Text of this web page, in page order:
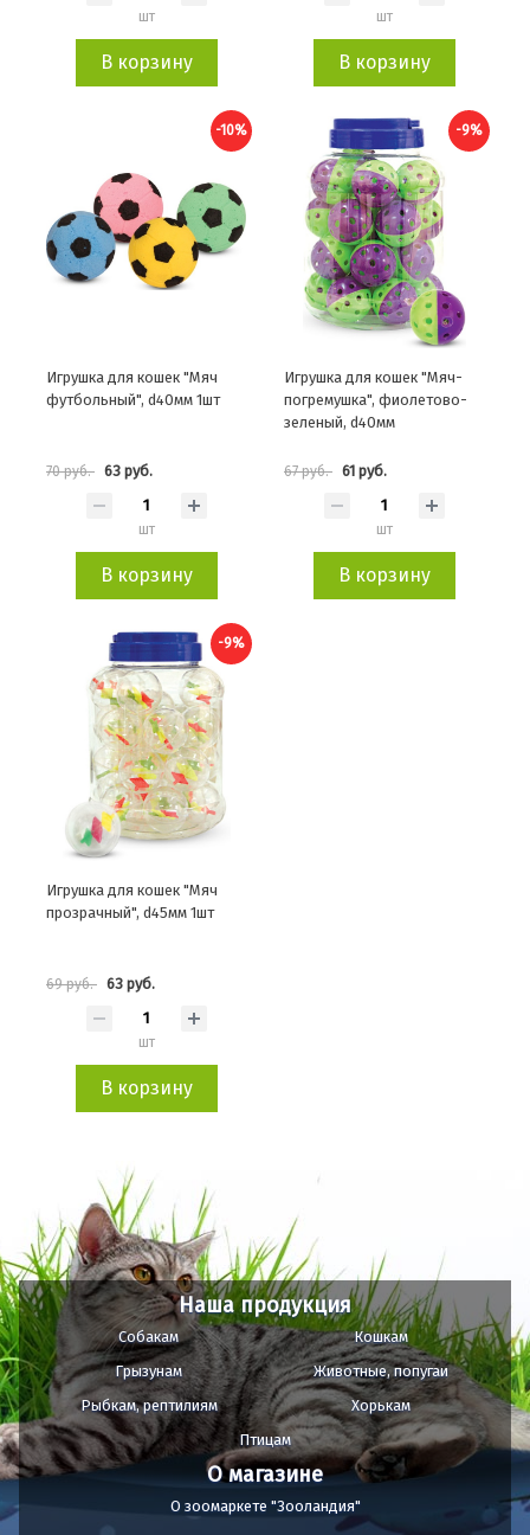
шт
В корзину
шт
В корзину
-10%
Игрушка для кошек "Мяч
футбольный", d40мм 1шт
70 руб. 63 руб.
шт
В корзину
-9%
Игрушка для кошек "Мяч-
погремушка", фиолетово-
зеленый, d40мм
67 руб. 61 руб.
шт
В корзину
-9%
Игрушка для кошек "Мяч
прозрачный", d45мм 1шт
69 руб. 63 руб.
шт
В корзину
Наша продукция
Собакам
Кошкам
Грызунам
Животные, попугаи
Рыбкам, рептилиям
Хорькам
Птицам
О магазине
О зоомаркете "Зооландия"